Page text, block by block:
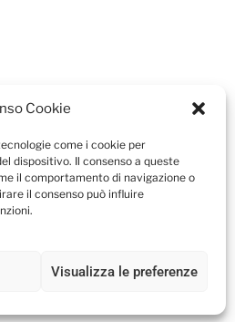
Cookie
come i cookie per
dispositivo. Il consenso a queste
il comportamento di navigazione o
il consenso può influire
Visualizza le preferenze